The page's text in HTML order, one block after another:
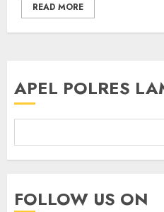
READ MORE
APEL POLRES
FOLLOW US ON